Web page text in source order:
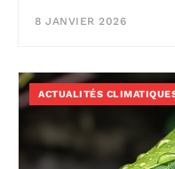
8 JANVIER 2026
ACTUALITÉS